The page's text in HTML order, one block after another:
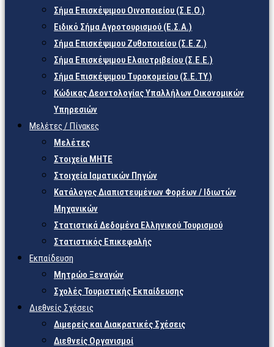
Σήμα Επισκέψιμου Οινοποιείου (Σ.Ε.Ο.)
Ειδικό Σήμα Αγροτουρισμού (Ε.Σ.Α.)
Σήμα Επισκέψιμου Ζυθοποιείου (Σ.Ε.Ζ.)
Σήμα Επισκέψιμου Ελαιοτριβείου (Σ.Ε.Ε.)
Σήμα Επισκέψιμου Τυροκομείου (Σ.Ε.TY.)
Κώδικας Δεοντολογίας Υπαλλήλων Οικονομικών
Υπηρεσιών
Μελέτες / Πίνακες
Μελέτες
Στοιχεία ΜΗΤΕ
Στοιχεία Ιαματικών Πηγών
Κατάλογος Διαπιστευμένων Φορέων / Ιδιωτών
Μηχανικών
Στατιστικά Δεδομένα Ελληνικού Τουρισμού
Στατιστικός Επικεφαλής
Εκπαίδευση
Μητρώο Ξεναγών
Σχολές Τουριστικής Εκπαίδευσης
Διεθνείς Σχέσεις
Διμερείς και Διακρατικές Σχέσεις
Διεθνείς Οργανισμοί